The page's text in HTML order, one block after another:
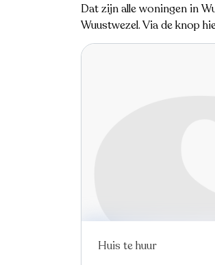
Dat zijn alle woningen in
Wuustwezel. Via de knop
Nieuw
Huis te huur